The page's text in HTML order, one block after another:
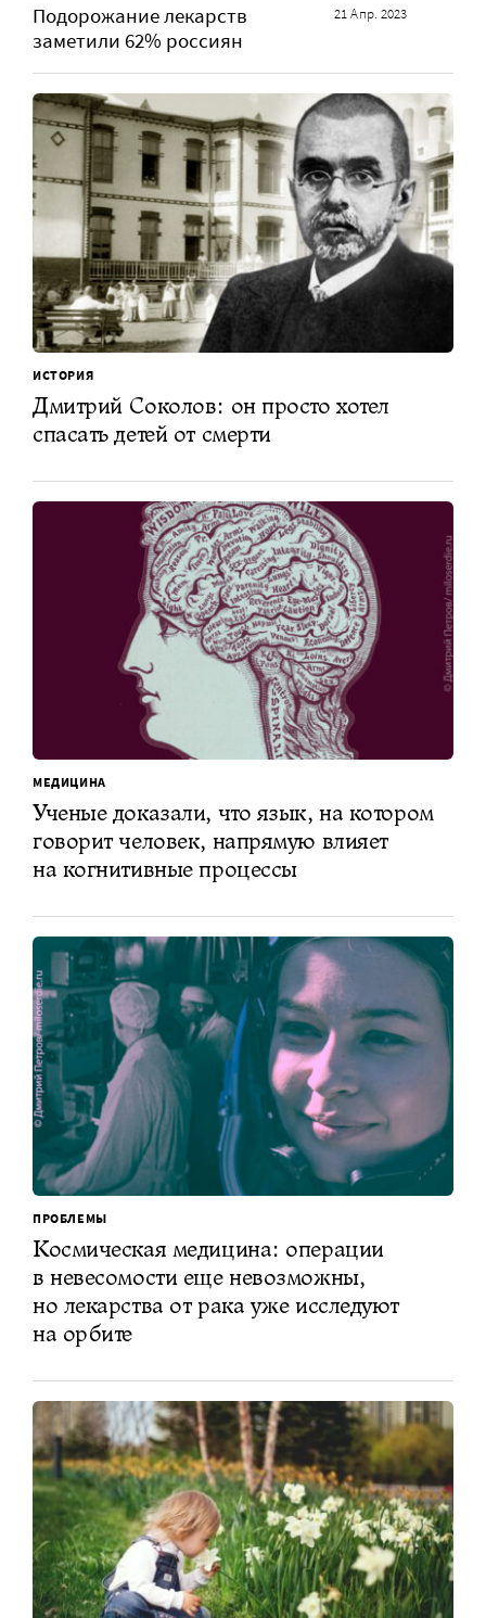
Подорожание лекарств
заметили 62% россиян
21 Апр. 2023
ИСТОРИЯ
Дмитрий Соколов: он просто хотел
спасать детей от смерти
МЕДИЦИНА
Ученые доказали, что язык, на котором
говорит человек, напрямую влияет
на когнитивные процессы
ПРОБЛЕМЫ
Космическая медицина: операции
в невесомости еще невозможны,
но лекарства от рака уже исследуют
на орбите